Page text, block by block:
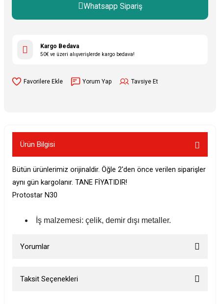
Whatsapp Sipariş
Kargo Bedava
50€ ve üzeri alışverişlerde kargo bedava!
Yorum Yap Tavsiye Et
Ürün Bilgisi
Bütün ürünlerimiz orijinaldir. Öğle 2'den önce verilen siparişler
aynı gün kargolanır. TANE FİYATIDIR!
Protostar N30
İş malzemesi: çelik, demir dışı metaller.
Yorumlar
Taksit Seçenekleri